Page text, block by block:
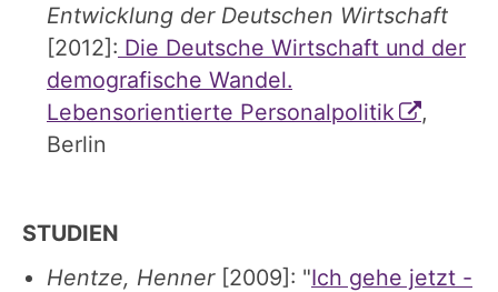
Entwicklung der Deutschen Wirtschaft
[2012]: Die Deutsche Wirtschaft und der
demografische Wandel.
Lebensorientierte Personalpolitik
,
Berlin
STUDIEN
Hentze, Henner[2009]: "Ich gehe jetzt -